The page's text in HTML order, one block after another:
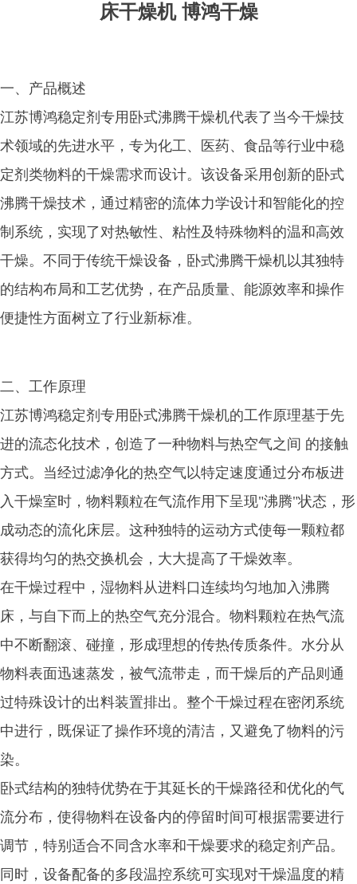
床干燥机 博鸿干燥
一、产品概述
江苏博鸿稳定剂专用卧式沸腾干燥机代表了当今干燥技
术领域的先进水平，专为化工、医药、食品等行业中稳
定剂类物料的干燥需求而设计。该设备采用创新的卧式
沸腾干燥技术，通过精密的流体力学设计和智能化的控
制系统，实现了对热敏性、粘性及特殊物料的温和高效
干燥。不同于传统干燥设备，卧式沸腾干燥机以其独特
的结构布局和工艺优势，在产品质量、能源效率和操作
便捷性方面树立了行业新标准。
二、工作原理
江苏博鸿稳定剂专用卧式沸腾干燥机的工作原理基于先
进的流态化技术，创造了一种物料与热空气之间 的接触
方式。当经过滤净化的热空气以特定速度通过分布板进
入干燥室时，物料颗粒在气流作用下呈现"沸腾"状态，形
成动态的流化床层。这种独特的运动方式使每一颗粒都
获得均匀的热交换机会，大大提高了干燥效率。
在干燥过程中，湿物料从进料口连续均匀地加入沸腾
床，与自下而上的热空气充分混合。物料颗粒在热气流
中不断翻滚、碰撞，形成理想的传热传质条件。水分从
物料表面迅速蒸发，被气流带走，而干燥后的产品则通
过特殊设计的出料装置排出。整个干燥过程在密闭系统
中进行，既保证了操作环境的清洁，又避免了物料的污
染。
卧式结构的独特优势在于其延长的干燥路径和优化的气
流分布，使得物料在设备内的停留时间可根据需要进行
调节，特别适合不同含水率和干燥要求的稳定剂产品。
同时，设备配备的多段温控系统可实现对干燥温度的精